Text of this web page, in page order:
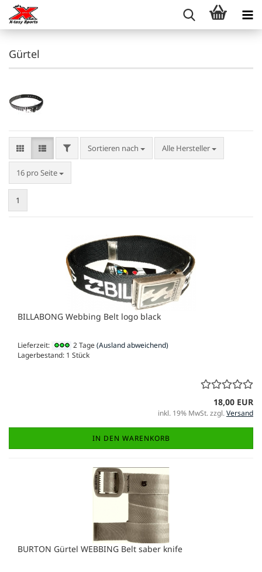
Gürtel
FILTERSortieren nach
Sortieren nach Alle Hersteller
16 pro Seite
pro Seite
1
BILLABONG Webbing Belt logo black
Lieferzeit: 2 Tage(Ausland abweichend)
Lagerbestand: 1 Stück
18,00 EUR
inkl. 19% MwSt. zzgl.Versand
IN DEN WARENKORB
BURTON Gürtel WEBBING Belt saber knife